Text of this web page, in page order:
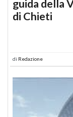
guida della
di Chieti
di Redazione